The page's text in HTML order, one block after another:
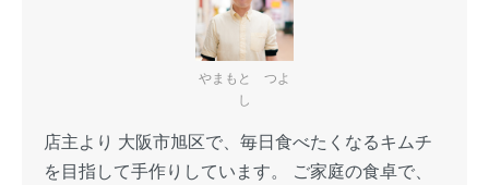
やまもと つよ
し
店主より 大阪市旭区で、毎日食べたくなるキムチ
を目指して手作りしています。 ご家庭の食卓で、